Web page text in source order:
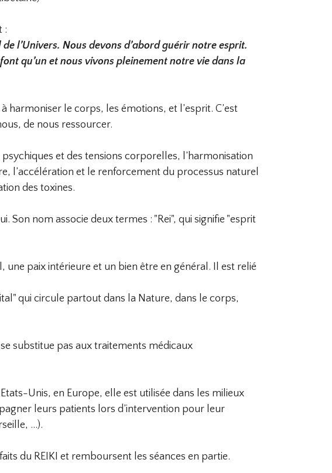
:
l’Univers. Nous devons d’abord guérir notre esprit.
qu’un et nous vivons pleinement notre vie dans la
harmoniser le corps, les émotions, et l’esprit. C’est
de nous ressourcer.
et des tensions corporelles, l’harmonisation
l’accélération et le renforcement du processus naturel
des toxines.
Son nom associe deux termes : "Rei", qui signifie "esprit
une paix intérieure et un bien être en général. Il est relié
qui circule partout dans la Nature, dans le corps,
substitue pas aux traitements médicaux
Unis, en Europe, elle est utilisée dans les milieux
leurs patients lors d’intervention pour leur
…).
du REIKI et remboursent les séances en partie.